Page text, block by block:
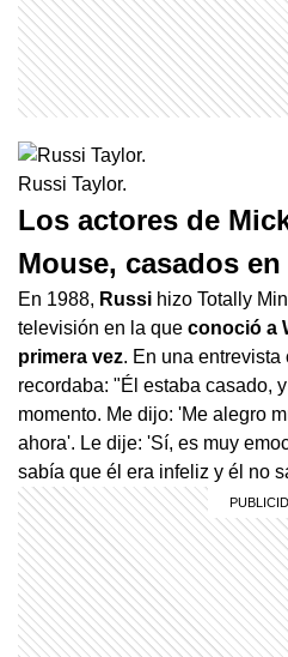
Russi Taylor.
Los actores de
Mouse, casados
En 1988, Russi hizo Totally
televisión en la que conoció a
primera vez. En una entrevista
recordaba: "Él estaba casado,
momento. Me dijo: 'Me alegro
ahora'. Le dije: 'Sí, es muy
sabía que él era infeliz y él no